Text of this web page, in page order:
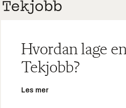
Hvordan lage
Tekjobb?
Les mer